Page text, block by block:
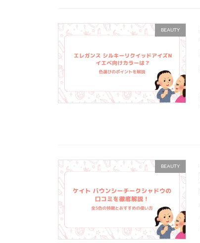
BEAUTY
BEAUTY